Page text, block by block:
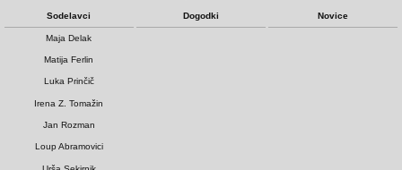
Sodelavci
Maja Delak
Matija Ferlin
Luka Prinčič
Irena Z. Tomažin
Jan Rozman
Loup Abramovici
Dogodki Novice